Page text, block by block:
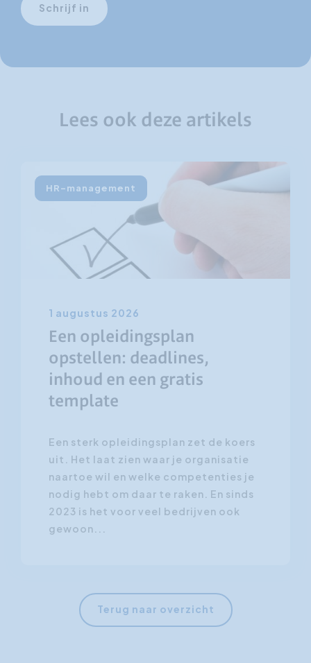
Schrijf in
Lees ook deze artikels
HR-management
1 augustus 2026
Een opleidingsplan
opstellen: deadlines,
inhoud en een gratis
template
Een sterk opleidingsplan zet de koers
uit. Het laat zien waar je organisatie
naartoe wil en welke competenties je
nodig hebt om daar te raken. En sinds
2023 is het voor veel bedrijven ook
gewoon...
Terug naar overzicht